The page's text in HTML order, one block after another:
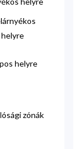
helyre
helyre
zónák